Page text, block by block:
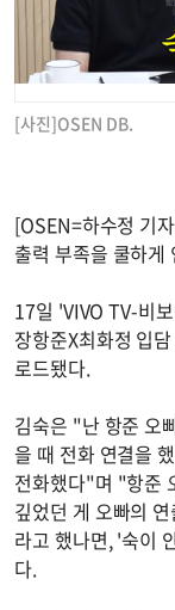
[사진]OSEN DB.
[OSEN=하수정 기
출력 부족을 쿨하게
17일 'VIVO TV-비
장항준X최화정 입
로드됐다.
김숙은 "난 항준 오
을 때 전화 연결을
전화했다"며 "항준
깊었던 게 오빠의
라고 했나면, '숙이
다.